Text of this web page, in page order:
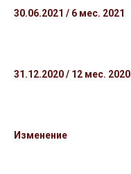
30.06.2021 / 6 мес. 2021
31.12.2020 / 12 мес. 2020
Изменение